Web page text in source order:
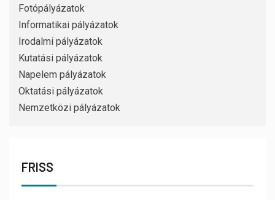
Fotópályázatok
Informatikai pályázatok
Irodalmi pályázatok
Kutatási pályázatok
Napelem pályázatok
Oktatási pályázatok
Nemzetközi pályázatok
FRISS